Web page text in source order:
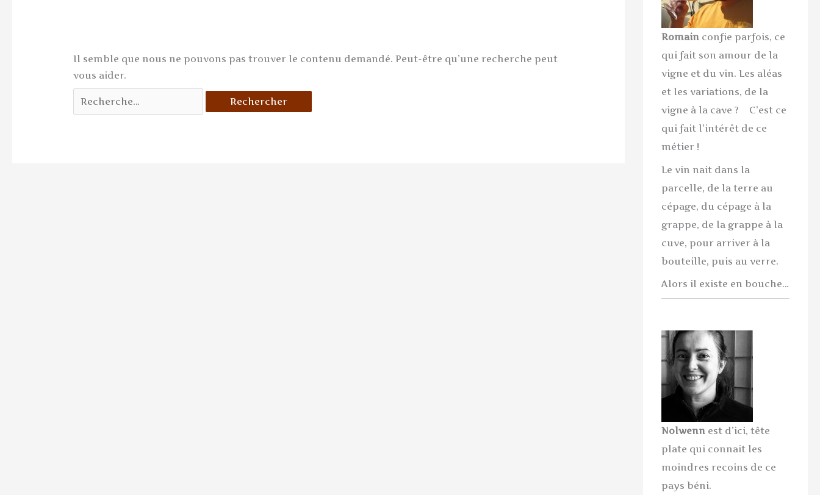
Il semble que nous ne pouvons pas trouver le contenu demandé. Peut-être qu’une recherche peut
vous aider.
Rechercher :
Romain confie parfois, ce
qui fait son amour de la
vigne et du vin. Les aléas
et les variations, de la
vigne à la cave ? C’est ce
qui fait l’intérêt de ce
métier !
Le vin nait dans la
parcelle, de la terre au
cépage, du cépage à la
grappe, de la grappe à la
cuve, pour arriver à la
bouteille, puis au verre.
Alors il existe en bouche…
Nolwenn est d’ici, tête
plate qui connait les
moindres recoins de ce
pays béni.